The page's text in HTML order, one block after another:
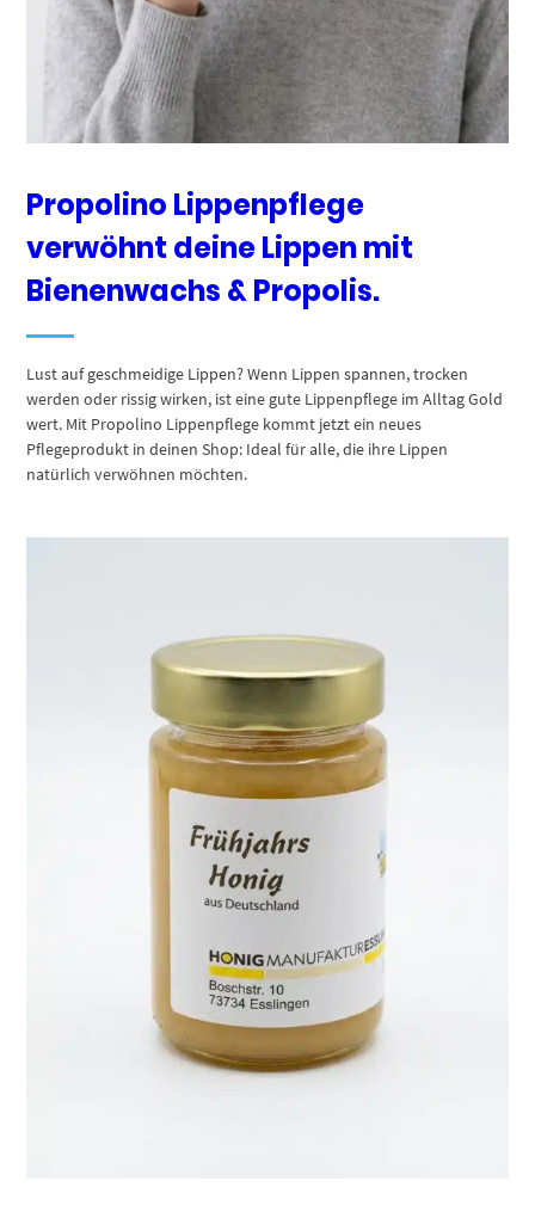
Propolino Lippenpflege
verwöhnt deine Lippen mit
Bienenwachs & Propolis.
Lust auf geschmeidige Lippen? Wenn Lippen spannen, trocken
werden oder rissig wirken, ist eine gute Lippenpflege im Alltag Gold
wert. Mit Propolino Lippenpflege kommt jetzt ein neues
Pflegeprodukt in deinen Shop: Ideal für alle, die ihre Lippen
natürlich verwöhnen möchten.